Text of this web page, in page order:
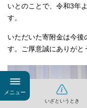
いとのことで、令和3年
す。
いただいた寄附金は今後
す。ご厚意誠にありがと
メニュー
いざというとき